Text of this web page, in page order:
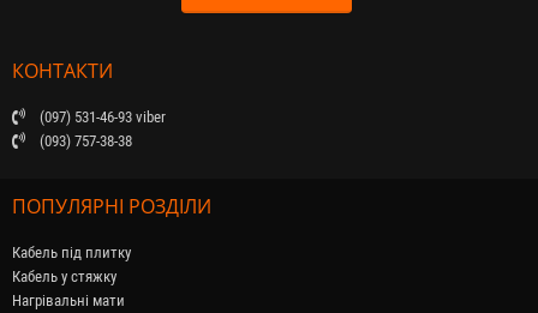
КОНТАКТИ
(097) 531-46-93 viber
(093) 757-38-38
ПОПУЛЯРНІ РОЗДІЛИ
Кабель під плитку
Кабель у стяжку
Нагрівальні мати